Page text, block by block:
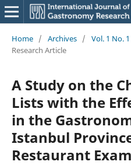
Home / Archives / Vol. 1 No.
Research Article
A Study on the
Lists with the
in the
Istanbul
Restaurant